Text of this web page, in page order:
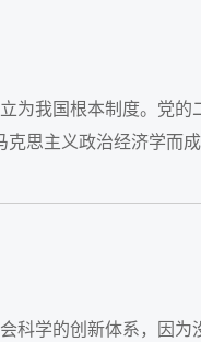
为我国根本制度。党的
克思主义政治经济学而
科学的创新体系，因为